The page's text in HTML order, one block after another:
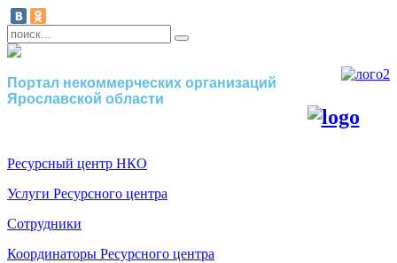
Портал некоммерческих организаций
Ярославской области
Ресурсный центр НКО
Услуги Ресурсного центра
Сотрудники
Координаторы Ресурсного центра